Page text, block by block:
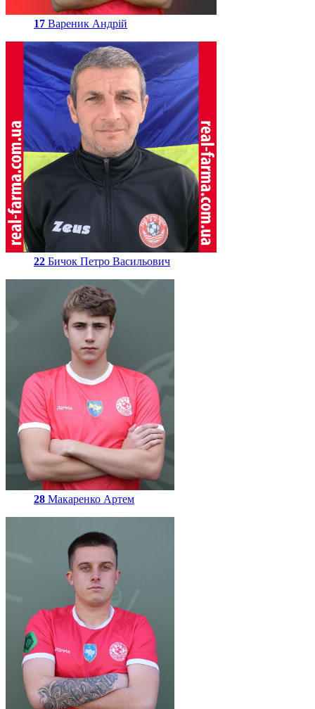
17 Вареник Андрій
22 Бичок Петро Васильович
28 Макаренко Артем